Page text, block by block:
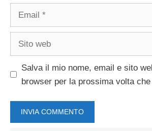
Salva il mio nome, email e sito
browser per la prossima volta